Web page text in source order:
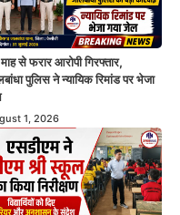
से फरार आरोपी गिरफ्तार,
पुलिस ने न्यायिक रिमांड पर भेजा
1, 2026